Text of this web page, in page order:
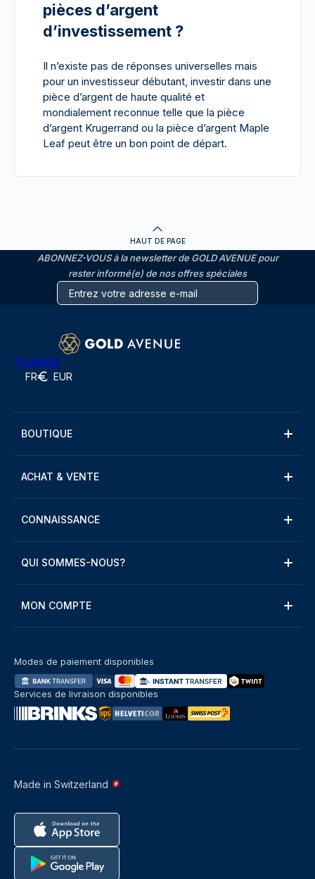
pièces d’argent
d’investissement ?
Il n’existe pas de réponses universelles mais
pour un investisseur débutant, investir dans une
pièce d’argent de haute qualité et
mondialement reconnue telle que la pièce
d’argent Krugerrand ou la pièce d’argent Maple
Leaf peut être un bon point de départ.
HAUT DE PAGE
ABONNEZ-VOUS à la newsletter de GOLD AVENUE pour
rester informé(e) de nos offres spéciales
Trustpilot
FR EUR
BOUTIQUE
ACHAT & VENTE
CONNAISSANCE
QUI SOMMES-NOUS?
MON COMPTE
Made in Switzerland
Modes de paiement disponibles
Services de livraison disponibles